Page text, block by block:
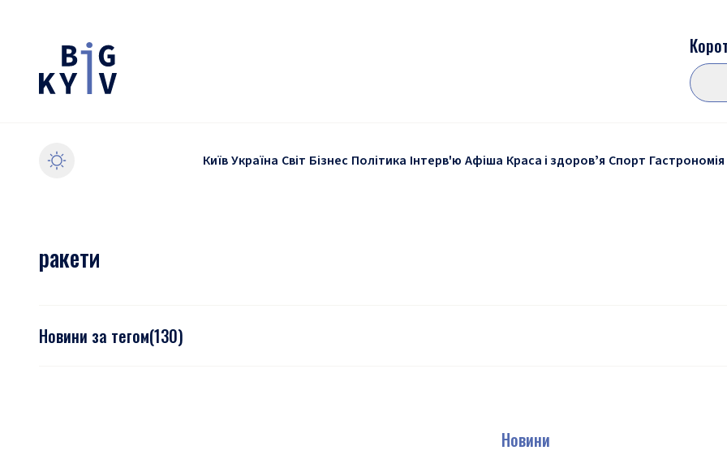
КиївУкраїна Світ Бізнес Політика Інтерв'ю Афіша Краса і здоровʼя Спорт Гастрономія
ракети
Новини за тегом(130)
Новини